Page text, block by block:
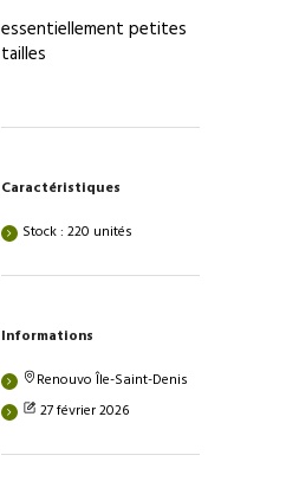
essentiellement petites
tailles
Caractéristiques
Stock : 220 unités
Informations
Renouvo Île-Saint-Denis
27 février 2026